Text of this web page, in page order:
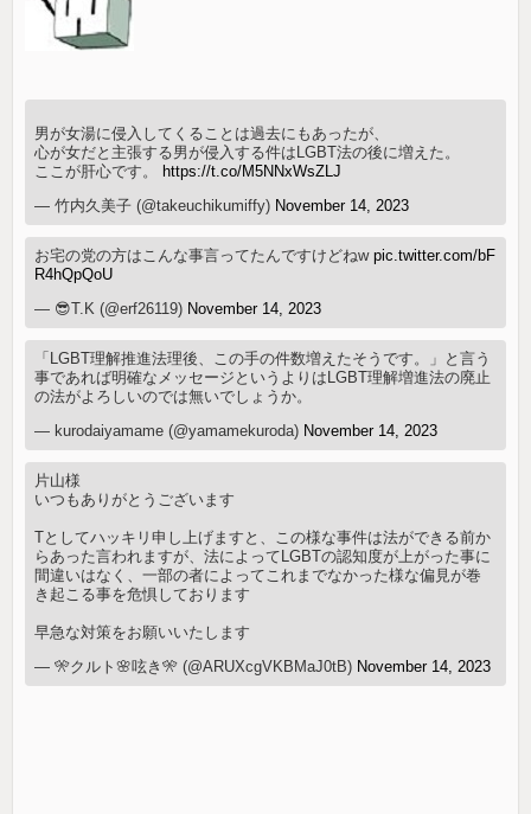
男が女湯に侵入してくることは過去にもあったが、
心が女だと主張する男が侵入する件はLGBT法の後に増えた。
ここが肝心です。 https://t.co/M5NNxWsZLJ
— 竹内久美子 (@takeuchikumiffy) November 14, 2023
お宅の党の方はこんな事言ってたんですけどねwpic.twitter.com/bF
R4hQpQoU
— 😎T.K (@erf26119) November 14, 2023
「LGBT理解推進法理後、この手の件数増えたそうです。」と言う
事であれば明確なメッセージというよりはLGBT理解増進法の廃止
の法がよろしいのでは無いでしょうか。
— kurodaiyamame (@yamamekuroda) November 14, 2023
片山様
いつもありがとうございます
Tとしてハッキリ申し上げますと、この様な事件は法ができる前か
らあった言われますが、法によってLGBTの認知度が上がった事に
間違いはなく、一部の者によってこれまでなかった様な偏見が巻
き起こる事を危惧しております
早急な対策をお願いいたします
— 🎌クルト🌸呟き🎌 (@ARUXcgVKBMaJ0tB) November 14, 2023